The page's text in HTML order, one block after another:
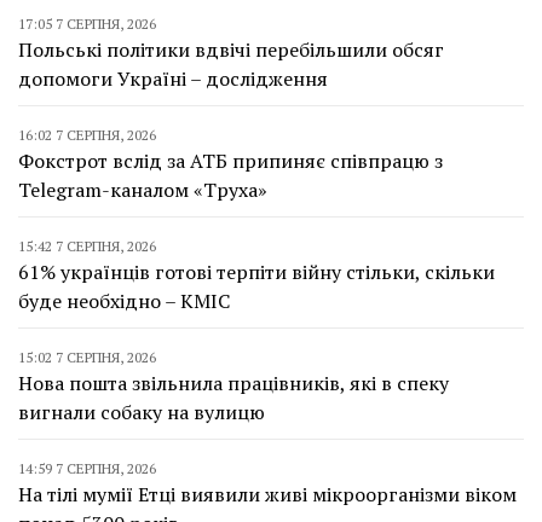
17:05 7 СЕРПНЯ, 2026
Польські політики вдвічі перебільшили обсяг
допомоги Україні – дослідження
16:02 7 СЕРПНЯ, 2026
Фокстрот вслід за АТБ припиняє співпрацю з
Telegram-каналом «Труха»
15:42 7 СЕРПНЯ, 2026
61% українців готові терпіти війну стільки, скільки
буде необхідно – КМІС
15:02 7 СЕРПНЯ, 2026
Нова пошта звільнила працівників, які в спеку
вигнали собаку на вулицю
14:59 7 СЕРПНЯ, 2026
На тілі мумії Етці виявили живі мікроорганізми віком